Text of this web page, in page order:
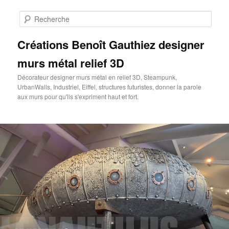
contenu
Créations Benoît Gauthiez designer
murs métal relief 3D
Décorateur designer murs métal en relief 3D, Steampunk,
UrbanWalls, Industriel, Eiffel, structures futuristes, donner la parole
aux murs pour qu'ils s'expriment haut et fort.